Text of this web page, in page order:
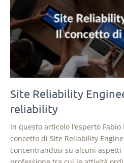
Site Reliability
reliability
In questo articolo l’esperto
concetto di Site Reliability
concentrandosi su alcuni